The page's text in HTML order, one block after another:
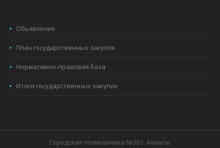
Обьявление
План государственных закупок
Нормативно-правовая база
Итоги государственных закупок
Городская поликлиника №36 г. Алматы